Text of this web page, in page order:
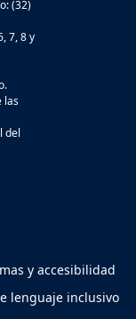
(32)
7, 8 y
las
del
y accesibilidad
lenguaje inclusivo